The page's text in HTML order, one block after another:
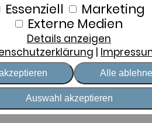
Essenziell
Marketing
Externe Medien
Details anzeigen
Alle
Auswahl akzeptieren
für Sie
und